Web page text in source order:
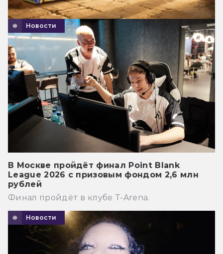
Новости
В Москве пройдёт финал Point Blank
League 2026 с призовым фондом 2,6 млн
рублей
Финал пройдёт в клубе T-Arena.
Новости